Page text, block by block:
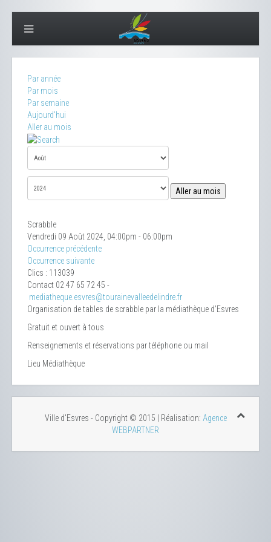
Par année
Par mois
Par semaine
Aujourd'hui
Aller au mois
Aller au mois
Scrabble
Vendredi 09 Août 2024, 04:00pm - 06:00pm
Occurrence précédente
Occurrence suivante
Clics : 113039
Contact 02 47 65 72 45 -
mediatheque.esvres@tourainevalleedelindre.fr
Organisation de tables de scrabble par la médiathèque d’Esvres
Gratuit et ouvert à tous
Renseignements et réservations par téléphone ou mail
Lieu Médiathèque
Ville d'Esvres - Copyright © 2015 | Réalisation: Agence
WEBPARTNER